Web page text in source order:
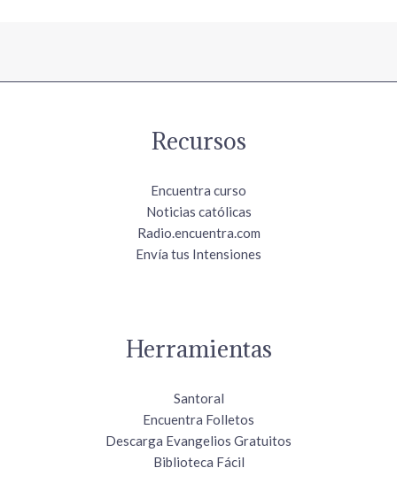
Recursos
Encuentra curso
Noticias católicas
Radio.encuentra.com
Envía tus Intensiones
Herramientas
Santoral
Encuentra Folletos
Descarga Evangelios Gratuitos
Biblioteca Fácil